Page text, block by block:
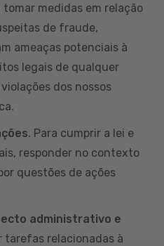
medidas em relação
de fraude,
ameaças potenciais à
legais de qualquer
dos nossos
. Para cumprir a lei e
responder no contexto
questões de ações
administrativo e
tarefas relacionadas à